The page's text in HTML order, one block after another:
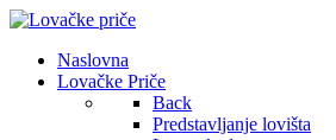
Naslovna
Lovačke Priče
Back
Predstavljanje lovišta